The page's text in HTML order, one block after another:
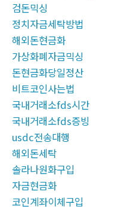
검돈믹싱
정치자금세탁방법
해외돈현금화
가상화폐자금믹싱
돈현금화당일정산
비트코인사는법
국내거래소fds시간
국내거래소fds증빙
usdc전송대행
해외돈세탁
솔라나원화구입
자금현금화
코인계좌이체구입